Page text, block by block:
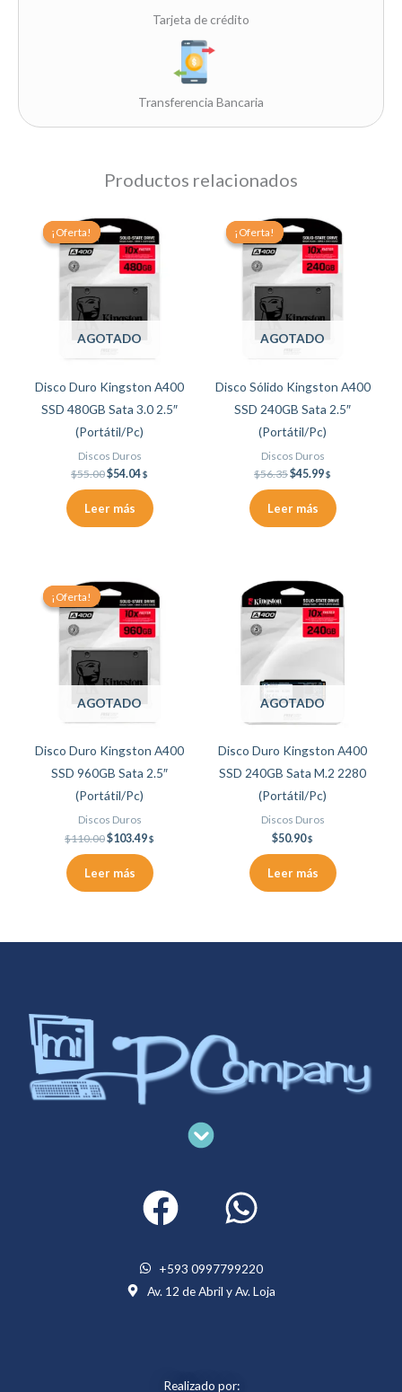
Tarjeta de crédito
Transferencia Bancaria
Productos relacionados
¡Oferta!
AGOTADO
¡Oferta!
Disco Duro Kingston A400
SSD 480GB Sata 3.0 2.5″
(Portátil/Pc)
Discos Duros
$55.00
price
was:
$55.00.
$54.04
price
is:
$54.04.
$
Leer más
¡Oferta!
AGOTADO
¡Oferta!
Disco Sólido Kingston A400
SSD 240GB Sata 2.5″
(Portátil/Pc)
Discos Duros
$56.35
price
was:
$56.35.
$45.99
price
is:
$45.99.
$
Leer más
¡Oferta!
AGOTADO
¡Oferta!
Disco Duro Kingston A400
SSD 960GB Sata 2.5″
(Portátil/Pc)
Discos Duros
$110.00
price
was:
$110.00.
$103.49
price
is:
$103.49.
$
Leer más
AGOTADO
Disco Duro Kingston A400
SSD 240GB Sata M.2 2280
(Portátil/Pc)
Discos Duros
$50.90$
Leer más
Menu
+593 0997799220
Av. 12 de Abril y Av. Loja
Realizado por: